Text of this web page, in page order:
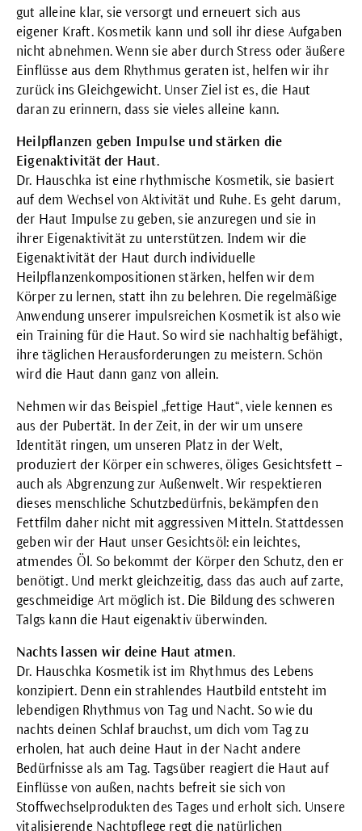
gut alleine klar, sie versorgt und erneuert sich aus
eigener Kraft. Kosmetik kann und soll ihr diese Aufgaben
nicht abnehmen. Wenn sie aber durch Stress oder äußere
Einflüsse aus dem Rhythmus geraten ist, helfen wir ihr
zurück ins Gleichgewicht. Unser Ziel ist es, die Haut
daran zu erinnern, dass sie vieles alleine kann.
Heilpflanzen geben Impulse und stärken die
Eigenaktivität der Haut.
Dr. Hauschka ist eine rhythmische Kosmetik, sie basiert
auf dem Wechsel von Aktivität und Ruhe. Es geht darum,
der Haut Impulse zu geben, sie anzuregen und sie in
ihrer Eigenaktivität zu unterstützen. Indem wir die
Eigenaktivität der Haut durch individuelle
Heilpflanzenkompositionen stärken, helfen wir dem
Körper zu lernen, statt ihn zu belehren. Die regelmäßige
Anwendung unserer impulsreichen Kosmetik ist also wie
ein Training für die Haut. So wird sie nachhaltig befähigt,
ihre täglichen Herausforderungen zu meistern. Schön
wird die Haut dann ganz von allein.
Nehmen wir das Beispiel „fettige Haut“, viele kennen es
aus der Pubertät. In der Zeit, in der wir um unsere
Identität ringen, um unseren Platz in der Welt,
produziert der Körper ein schweres, öliges Gesichtsfett –
auch als Abgrenzung zur Außenwelt. Wir respektieren
dieses menschliche Schutzbedürfnis, bekämpfen den
Fettfilm daher nicht mit aggressiven Mitteln. Stattdessen
geben wir der Haut unser Gesichtsöl : ein leichtes,
atmendes Öl. So bekommt der Körper den Schutz, den er
benötigt. Und merkt gleichzeitig, dass das auch auf zarte,
geschmeidige Art möglich ist. Die Bildung des schweren
Talgs kann die Haut eigenaktiv überwinden.
Nachts lassen wir deine Haut atmen.
Dr. Hauschka Kosmetik ist im Rhythmus des Lebens
konzipiert. Denn ein strahlendes Hautbild entsteht im
lebendigen Rhythmus von Tag und Nacht. So wie du
nachts deinen Schlaf brauchst, um dich vom Tag zu
erholen, hat auch deine Haut in der Nacht andere
Bedürfnisse als am Tag. Tagsüber reagiert die Haut auf
Einflüsse von außen, nachts befreit sie sich von
Stoffwechselprodukten des Tages und erholt sich. Unsere
vitalisierende Nachtpflege regt die natürlichen